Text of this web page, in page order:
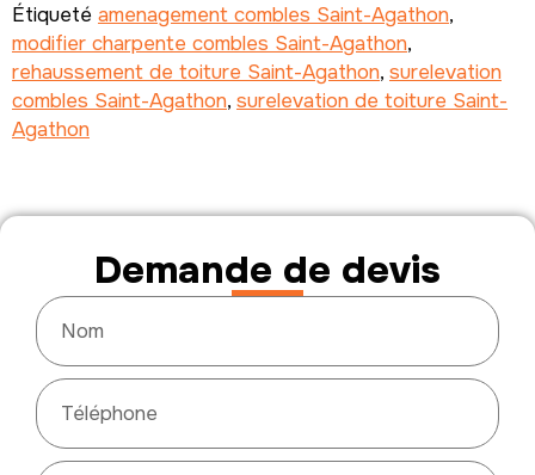
Étiqueté amenagement combles Saint-Agathon,
modifier charpente combles Saint-Agathon,
rehaussement de toiture Saint-Agathon, surelevation
combles Saint-Agathon, surelevation de toiture Saint-
Agathon
Demande de devis